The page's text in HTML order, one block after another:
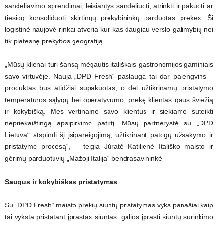
sandėliavimo sprendimai, leisiantys sandėliuoti, atrinkti ir pakuoti ar
tiesiog konsoliduoti skirtingų prekybininkų parduotas prekes. Ši
logistinė naujovė rinkai atveria kur kas daugiau verslo galimybių nei
tik platesnę prekybos geografiją.
„Mūsų klienai turi šansą mėgautis itališkais gastronomijos gaminiais
savo virtuvėje. Nauja „DPD Fresh“ paslauga tai dar palengvins –
produktas bus atidžiai supakuotas, o dėl užtikrinamų pristatymo
temperatūros sąlygų bei operatyvumo, prekę klientas gaus šviežią
ir kokybišką. Mes vertiname savo klientus ir siekiame suteikti
nepriekaištingą apsipirkimo patirtį. Mūsų partnerystė su „DPD
Lietuva“ atspindi šį įsipareigojimą, užtikrinant patogų užsakymo ir
pristatymo procesą“, – teigia Jūratė Katilienė Itališko maisto ir
gėrimų parduotuvių „Mažoji Italija“ bendrasavininkė.
Saugus ir kokybiškas pristatymas
Su „DPD Fresh“ maisto prekių siuntų pristatymas vyks panašiai kaip
tai vyksta pristatant įprastas siuntas: galios įprasti siuntų surinkimo